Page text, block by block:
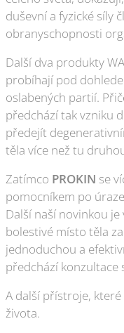
duševní a fyzické síly
obranyschopnosti
Další dva produkty
probíhají pod
oslabených partií.
předchází tak vzniku
předejít
těla více než tu
Zatímco PROKIN se
pomocníkem po
Další naší novinkou
bolestivé místo těla
jednoduchou a
předchází konzultace
A další přístroje,
života.